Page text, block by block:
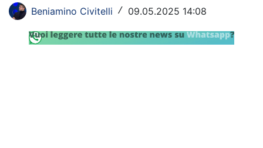
Vela
SHOP LAZIO
Beniamino Civitelli / 09.05.2025 14:08